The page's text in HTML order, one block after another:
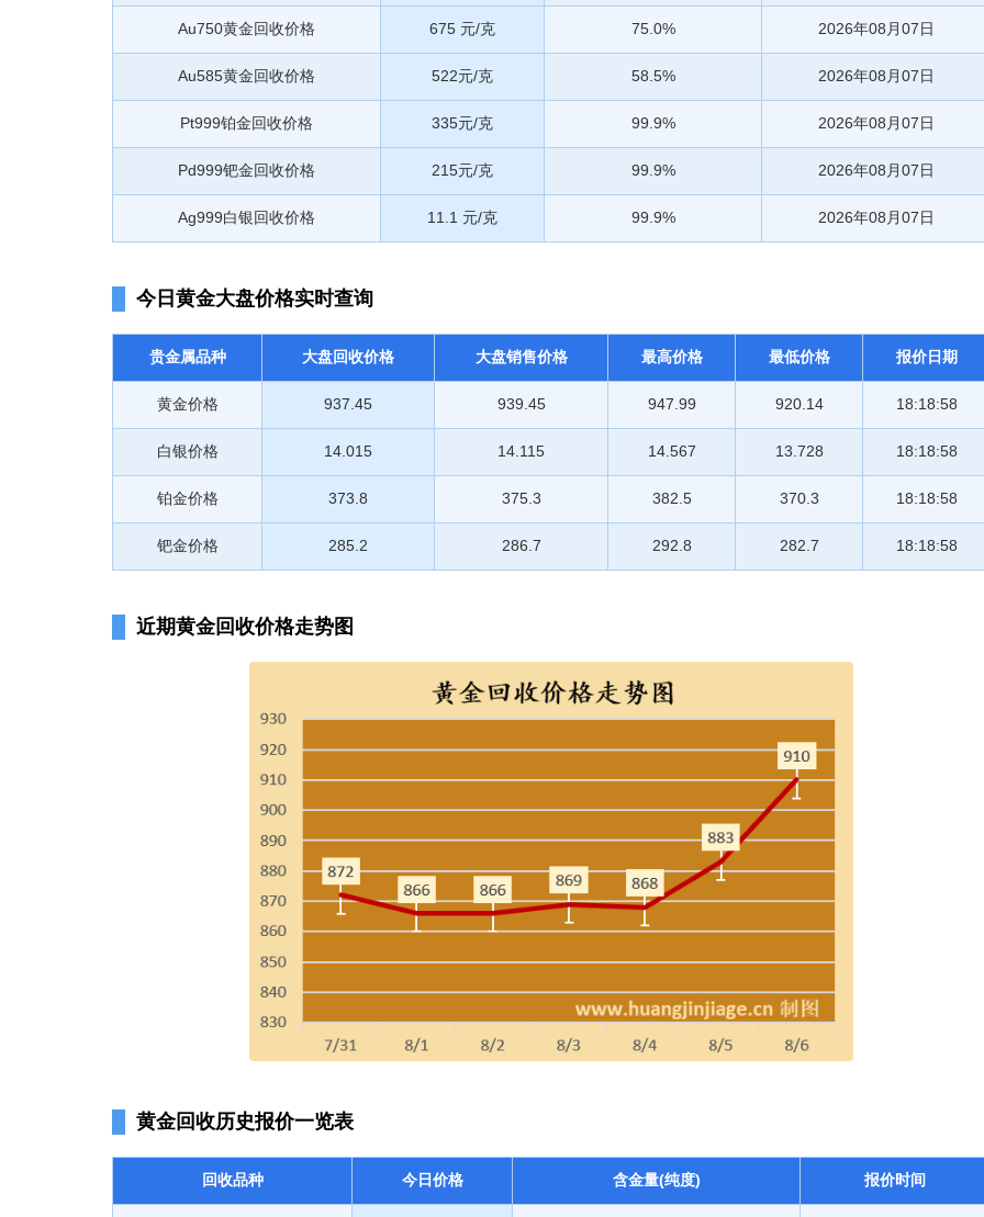
Au750黄金回收价格 675 元/克 75.0% 2026年08月07日
Au585黄金回收价格 522元/克 58.5% 2026年08月07日
Pt999铂金回收价格 335元/克 99.9% 2026年08月07日
Pd999钯金回收价格 215元/克 99.9% 2026年08月07日
Ag999白银回收价格 11.1 元/克 99.9% 2026年08月07日
今日黄金大盘价格实时查询
贵金属品种 大盘回收价格 大盘销售价格 最高价格 最低价格 报价日期
黄金价格 937.45 939.45 947.99 920.14 18:18:58
白银价格 14.015 14.115 14.567 13.728 18:18:58
铂金价格 373.8 375.3 382.5 370.3 18:18:58
钯金价格 285.2 286.7 292.8 282.7 18:18:58
近期黄金回收价格走势图
黄金回收历史报价一览表
回收品种 今日价格 含金量(纯度) 报价时间